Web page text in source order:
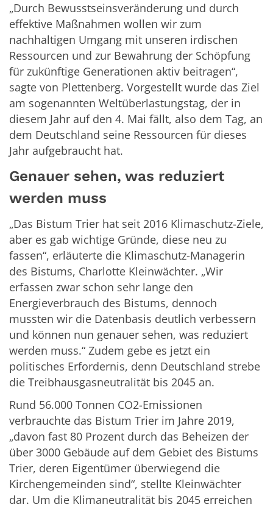
„Durch Bewusstseinsveränderung und durch
effektive Maßnahmen wollen wir zum
nachhaltigen Umgang mit unseren irdischen
Ressourcen und zur Bewahrung der Schöpfung
für zukünftige Generationen aktiv beitragen“,
sagte von Plettenberg. Vorgestellt wurde das Ziel
am sogenannten Weltüberlastungstag, der in
diesem Jahr auf den 4. Mai fällt, also dem Tag, an
dem Deutschland seine Ressourcen für dieses
Jahr aufgebraucht hat.
Genauer sehen, was reduziert
werden muss
„Das Bistum Trier hat seit 2016 Klimaschutz-Ziele,
aber es gab wichtige Gründe, diese neu zu
fassen“, erläuterte die Klimaschutz-Managerin
des Bistums, Charlotte Kleinwächter. „Wir
erfassen zwar schon sehr lange den
Energieverbrauch des Bistums, dennoch
mussten wir die Datenbasis deutlich verbessern
und können nun genauer sehen, was reduziert
werden muss.“ Zudem gebe es jetzt ein
politisches Erfordernis, denn Deutschland strebe
die Treibhausgasneutralität bis 2045 an.
Rund 56.000 Tonnen CO2-Emissionen
verbrauchte das Bistum Trier im Jahre 2019,
„davon fast 80 Prozent durch das Beheizen der
über 3000 Gebäude auf dem Gebiet des Bistums
Trier, deren Eigentümer überwiegend die
Kirchengemeinden sind“, stellte Kleinwächter
dar. Um die Klimaneutralität bis 2045 erreichen